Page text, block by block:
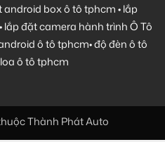
android box ô tô tphcm•lắp
•lắp đặt camera hành trình Ô Tô
ô tô tphcm•độ đèn ô tô
ô tô tphcm
Thành Phát Auto